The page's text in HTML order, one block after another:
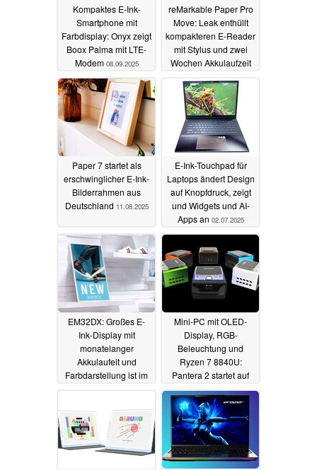
Kompaktes E-Ink-
Smartphone mit
Farbdisplay: Onyx zeigt
Boox Palma mit LTE-
Modem 08.09.2025
reMarkable Paper Pro
Move: Leak enthüllt
kompakteren E-Reader
mit Stylus und zwei
Wochen Akkulaufzeit
Paper 7 startet als
erschwinglicher E-Ink-
Bilderrahmen aus
Deutschland 11.08.2025
E-Ink-Touchpad für
Laptops ändert Design
auf Knopfdruck, zeigt
und Widgets und AI-
Apps an 02.07.2025
EM32DX: Großes E-
Ink-Display mit
monatelanger
Akkulaufeit und
Farbdarstellung ist im
Mini-PC mit OLED-
Display, RGB-
Beleuchtung und
Ryzen 7 8840U:
Pantera 2 startet auf
Kickstarter30.04.2025